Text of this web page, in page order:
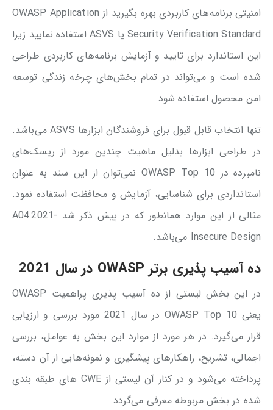
امنیتی برنامه‌های کاربردی بهره بگیرید از OWASP Application
Security Verification Standard یا ASVS استفاده نمایید زیرا
این استاندارد برای تایید و آزمایش برنامه‌های کاربردی طراحی
شده است و می‌تواند در تمام بخش‌های چرخه زندگی توسعه
امن محصول استفاده شود.
تنها انتخاب قابل قبول برای فروشندگان ابزارها ASVS می‌باشد.
در طراحی ابزارها بدلیل ماهیت چندین مورد از ریسک‌های
نامبرده در OWASP Top 10 نمی‌توان از این سند به عنوان
استانداردی برای شناسایی، آزمایش و محافظت استفاده نمود.
مثالی از این موارد همانطور که در پیش ذکر شد A04:2021-
Insecure Design می‌باشد.
ده آسیب پذیری برتر OWASP در سال 2021
در این بخش لیستی از ده آسیب پذیری پراهمیت OWASP
یعنی OWASP Top 10 در سال 2021 مورد بررسی و ارزیابی
قرار می‌گیرد. در هر مورد از موارد این بخش به عوامل، بررسی
اجمالی، تشریح، راهکارهای پیشگیری و نمونه‌هایی از آن دسته،
پرداخته می‌شود و در کنار آن لیستی از CWE های طبقه بندی
شده در بخش مربوطه معرفی می‌گردد.